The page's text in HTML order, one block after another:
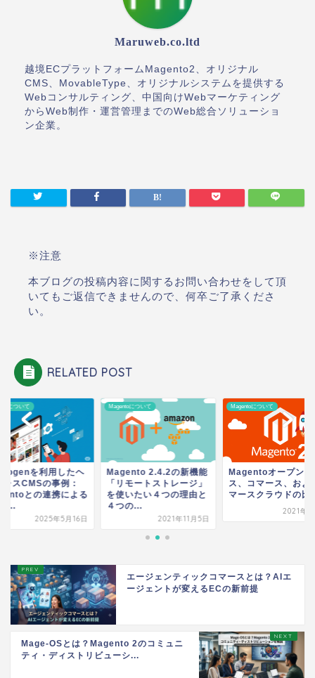
Maruweb.co.ltd
越境ECプラットフォームMagento2、オリジナル
CMS、MovableType、オリジナルシステムを提供する
Webコンサルティング、中国向けWebマーケティング
からWeb制作・運営管理までのWeb総合ソリューショ
ン企業。
※注意
本ブログの投稿内容に関するお問い合わせをして頂
いてもご返信できませんので、何卒ご了承くださ
い。
RELATED POST
について
を利用したヘ
レスCMSの事例：
との連携による
...
2025年5月16日
Magentoについて
Magento 2.4.2の新機能
「リモートストレージ」
を使いたい４つの理由と
４つの...
2021年11月5日
Magentoについて
Magentoオープンソ
ス、コマース、およ
マースクラウドの比
2021年4
エージェンティックコマースとは？AIエ
ージェントが変えるECの新前提
Mage-OSとは？Magento 2のコミュニ
ティ・ディストリビューシ...